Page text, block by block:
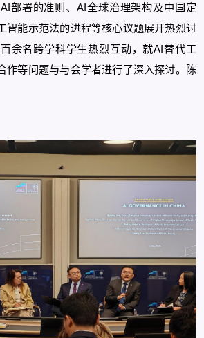
部署的准则、AI全球治理架构及中国定
智能示范法的进程等核心议题展开热烈讨
余名跨学科学生热烈互动，就AI替代工
作等问题与与会学者进行了深入探讨。陈